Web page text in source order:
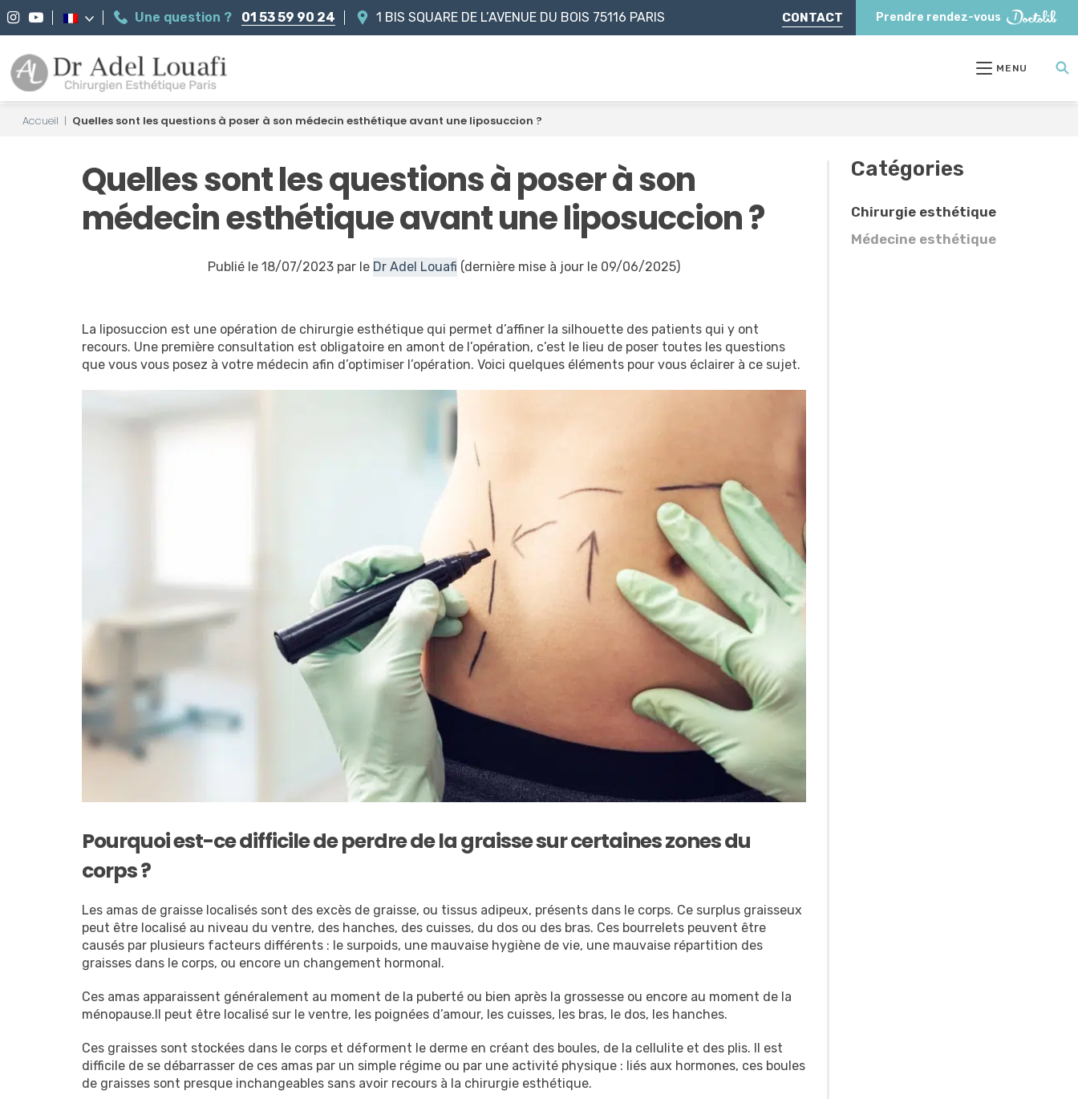
Une question ? 01 53 59 90 24 1 BIS SQUARE DE L’AVENUE DU BOIS 75116 PARIS CONTACT Prendre rendez-vous
MENU
Accueil | Quelles sont les questions à poser à son médecin esthétique avant une liposuccion ?
Quelles sont les questions à poser à son
médecin esthétique avant une liposuccion ?
Publié le 18/07/2023 par le Dr Adel Louafi (dernière mise à jour le 09/06/2025)
La liposuccion est une opération de chirurgie esthétique qui permet d’affiner la silhouette des patients qui y ont
recours. Une première consultation est obligatoire en amont de l’opération, c’est le lieu de poser toutes les questions
que vous vous posez à votre médecin afin d’optimiser l’opération. Voici quelques éléments pour vous éclairer à ce sujet.
Pourquoi est-ce difficile de perdre de la graisse sur certaines zones du
corps ?
Les amas de graisse localisés sont des excès de graisse, ou tissus adipeux, présents dans le corps. Ce surplus graisseux
peut être localisé au niveau du ventre, des hanches, des cuisses, du dos ou des bras. Ces bourrelets peuvent être
causés par plusieurs facteurs différents : le surpoids, une mauvaise hygiène de vie, une mauvaise répartition des
graisses dans le corps, ou encore un changement hormonal.
Ces amas apparaissent généralement au moment de la puberté ou bien après la grossesse ou encore au moment de la
ménopause.Il peut être localisé sur le ventre, les poignées d’amour, les cuisses, les bras, le dos, les hanches.
Ces graisses sont stockées dans le corps et déforment le derme en créant des boules, de la cellulite et des plis. Il est
difficile de se débarrasser de ces amas par un simple régime ou par une activité physique : liés aux hormones, ces boules
de graisses sont presque inchangeables sans avoir recours à la chirurgie esthétique.
Catégories
Chirurgie esthétique
Médecine esthétique